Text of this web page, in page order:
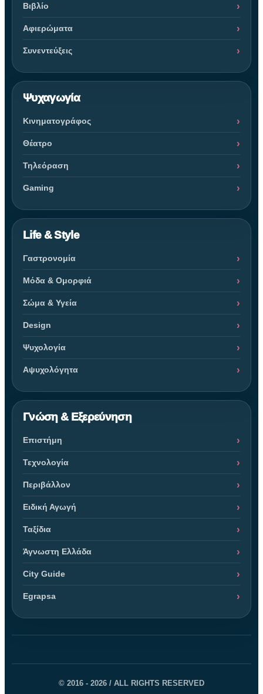
Βιβλίο
Αφιερώματα
Συνεντεύξεις
Ψυχαγωγία
Κινηματογράφος
Θέατρο
Τηλεόραση
Gaming
Life & Style
Γαστρονομία
Μόδα & Ομορφιά
Σώμα & Υγεία
Design
Ψυχολογία
Αψυχολόγητα
Γνώση & Εξερεύνηση
Επιστήμη
Τεχνολογία
Περιβάλλον
Ειδική Αγωγή
Ταξίδια
Άγνωστη Ελλάδα
City Guide
Egrapsa
© 2016 - 2026 / ALL RIGHTS RESERVED